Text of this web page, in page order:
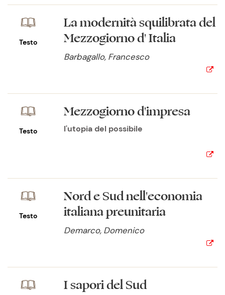
Testo
La modernità squilibrata del
Mezzogiorno d' Italia
Barbagallo, Francesco
Testo
Mezzogiorno d'impresa
l'utopia del possibile
Testo
Nord e Sud nell'economia
italiana preunitaria
Demarco, Domenico
I sapori del Sud